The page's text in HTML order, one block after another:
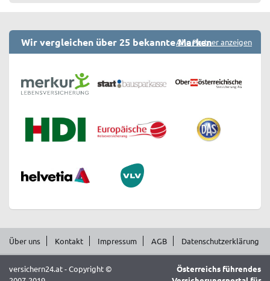
Wir vergleichen über 25 bekannte MarkenAlle Partner anzeigen
Über uns Kontakt Impressum AGB Datenschutzerklärung
versichern24.at - Copyright ©
Österreichs führendes